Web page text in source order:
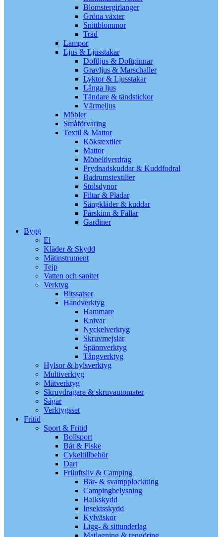
Blomstergirlanger
Gröna växter
Snittblommor
Träd
Lampor
Ljus & Ljusstakar
Doftljus & Doftpinnar
Gravljus & Marschaller
Lyktor & Ljusstakar
Långa ljus
Tändare & tändstickor
Värmeljus
Möbler
Småförvaring
Textil & Mattor
Kökstextiler
Mattor
Möbelöverdrag
Prydnadskuddar & Kuddfodral
Badrumstextilier
Stolsdynor
Filtar & Plädar
Sängkläder & kuddar
Fårskinn & Fällar
Gardiner
Bygg
El
Kläder & Skydd
Mätinstrument
Tejp
Vatten och sanitet
Verktyg
Bitssatser
Handverktyg
Hammare
Knivar
Nyckelverktyg
Skruvmejslar
Spännverktyg
Tångverktyg
Hylsor & hylsverktyg
Multiverktyg
Mätverktyg
Skruvdragare & skruvautomater
Sågar
Verktygsset
Fritid
Sport & Fritid
Bollsport
Båt & Fiske
Cykeltillbehör
Dart
Friluftsliv & Camping
Bär- & svampplockning
Campingbelysning
Halkskydd
Insektsskydd
Kylväskor
Ligg- & sittunderlag
Matlagning & rengöring